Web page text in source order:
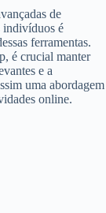
de
indivíduos é
ferramentas.
é crucial manter
e a
uma abordagem
online.